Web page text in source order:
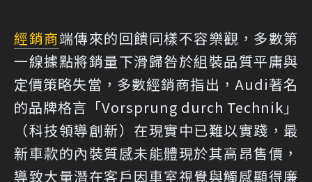
經銷商端傳來的回饋同樣不容樂觀，多數第
一線據點將銷量下滑歸咎於組裝品質平庸與
定價策略失當，多數經銷商指出，Audi著名
的品牌格言「Vorsprung durch Technik」
（科技領導創新）在現實中已難以實踐，最
新車款的內裝質感未能體現於其高昂售價，
導致大量潛在客戶因車室視覺與觸感顯得廉